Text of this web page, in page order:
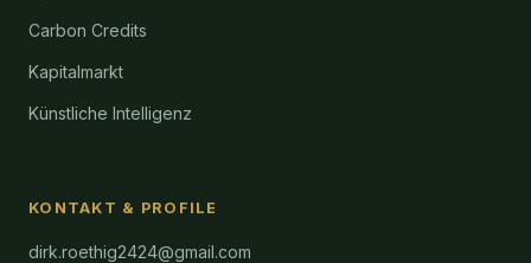
Carbon Credits
Kapitalmarkt
Künstliche Intelligenz
KONTAKT & PROFILE
dirk.roethig2424@gmail.com